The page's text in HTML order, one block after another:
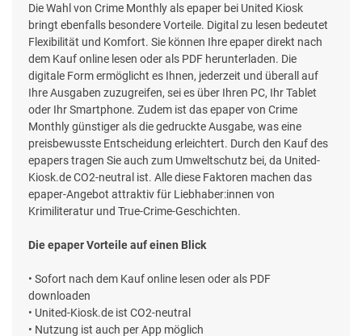
Die Wahl von Crime Monthly als epaper bei United Kiosk
bringt ebenfalls besondere Vorteile. Digital zu lesen bedeutet
Flexibilität und Komfort. Sie können Ihre epaper direkt nach
dem Kauf online lesen oder als PDF herunterladen. Die
digitale Form ermöglicht es Ihnen, jederzeit und überall auf
Ihre Ausgaben zuzugreifen, sei es über Ihren PC, Ihr Tablet
oder Ihr Smartphone. Zudem ist das epaper von Crime
Monthly günstiger als die gedruckte Ausgabe, was eine
preisbewusste Entscheidung erleichtert. Durch den Kauf des
epapers tragen Sie auch zum Umweltschutz bei, da United-
Kiosk.de CO2-neutral ist. Alle diese Faktoren machen das
epaper-Angebot attraktiv für Liebhaber:innen von
Krimiliteratur und True-Crime-Geschichten.
Die epaper Vorteile auf einen Blick
• Sofort nach dem Kauf online lesen oder als PDF
downloaden
• United-Kiosk.de ist CO2-neutral
• Nutzung ist auch per App möglich